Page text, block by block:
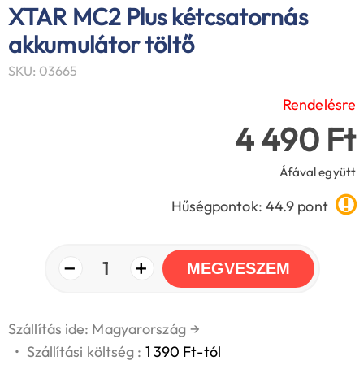
XTAR MC2 Plus kétcsatornás
akkumulátor töltő
SKU: 03665
Rendelésre
4 490 Ft
Áfával együtt
Hűségpontok: 44.9 pont
− 1 + MEGVESZEM
Szállítás ide: Magyarország →
• Szállítási költség : 1 390 Ft-tól